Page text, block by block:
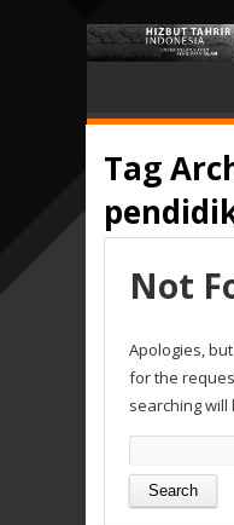
Tag
Not
Apologies,
for the
searching
for: